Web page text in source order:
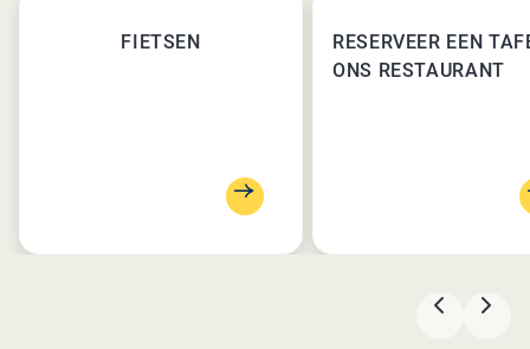
FIETSEN
RESERVEER EEN
ONS RESTAURANT